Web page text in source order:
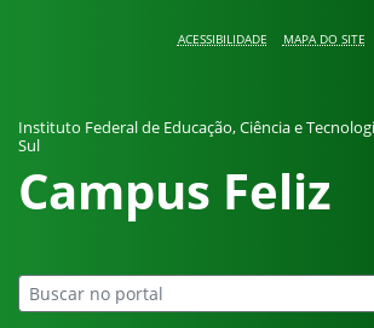
ACESSIBILIDADE MAPA DO SITE
Instituto Federal de Educação, Ciência e
Sul
Campus Feliz